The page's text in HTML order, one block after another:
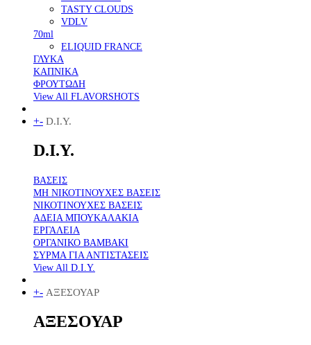
TASTY CLOUDS
VDLV
70ml
ELIQUID FRANCE
ΓΛΥΚΑ
ΚΑΠΝΙΚΑ
ΦΡΟΥΤΩΔΗ
View All FLAVORSHOTS
+- D.I.Y.
D.I.Y.
ΒΑΣΕΙΣ
ΜΗ ΝΙΚΟΤΙΝΟΥΧΕΣ ΒΑΣΕΙΣ
ΝΙΚΟΤΙΝΟΥΧΕΣ ΒΑΣΕΙΣ
ΑΔΕΙΑ ΜΠΟΥΚΑΛΑΚΙΑ
ΕΡΓΑΛΕΙΑ
ΟΡΓΑΝΙΚΟ ΒΑΜΒΑΚΙ
ΣΥΡΜΑ ΓΙΑ ΑΝΤΙΣΤΑΣΕΙΣ
View All D.I.Y.
+- ΑΞΕΣΟΥΑΡ
ΑΞΕΣΟΥΑΡ